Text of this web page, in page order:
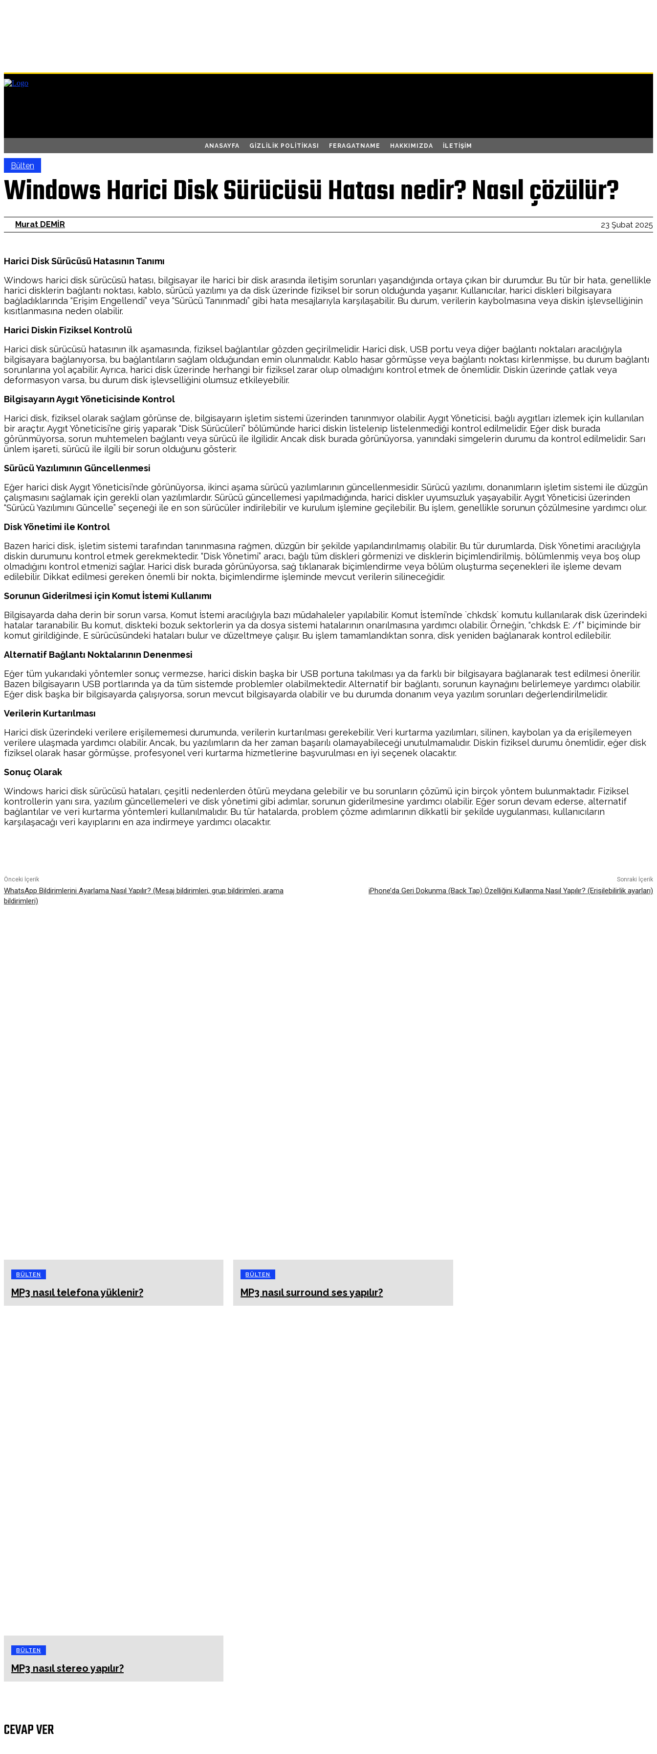
ANASAYFA GIZLILIK POLITIKASI FERAGATNAME HAKKIMIZDA İLETIŞIM
Bülten
Windows Harici Disk Sürücüsü Hatası nedir? Nasıl çözülür?
23 Şubat 2025
Murat DEMİR
Harici Disk Sürücüsü Hatasının Tanımı
Windows harici disk sürücüsü hatası, bilgisayar ile harici bir disk arasında iletişim sorunları yaşandığında ortaya çıkan bir durumdur. Bu tür bir hata, genellikle
harici disklerin bağlantı noktası, kablo, sürücü yazılımı ya da disk üzerinde fiziksel bir sorun olduğunda yaşanır. Kullanıcılar, harici diskleri bilgisayara
bağladıklarında “Erişim Engellendi” veya “Sürücü Tanınmadı” gibi hata mesajlarıyla karşılaşabilir. Bu durum, verilerin kaybolmasına veya diskin işlevselliğinin
kısıtlanmasına neden olabilir.
Harici Diskin Fiziksel Kontrolü
Harici disk sürücüsü hatasının ilk aşamasında, fiziksel bağlantılar gözden geçirilmelidir. Harici disk, USB portu veya diğer bağlantı noktaları aracılığıyla
bilgisayara bağlanıyorsa, bu bağlantıların sağlam olduğundan emin olunmalıdır. Kablo hasar görmüşse veya bağlantı noktası kirlenmişse, bu durum bağlantı
sorunlarına yol açabilir. Ayrıca, harici disk üzerinde herhangi bir fiziksel zarar olup olmadığını kontrol etmek de önemlidir. Diskin üzerinde çatlak veya
deformasyon varsa, bu durum disk işlevselliğini olumsuz etkileyebilir.
Bilgisayarın Aygıt Yöneticisinde Kontrol
Harici disk, fiziksel olarak sağlam görünse de, bilgisayarın işletim sistemi üzerinden tanınmıyor olabilir. Aygıt Yöneticisi, bağlı aygıtları izlemek için kullanılan
bir araçtır. Aygıt Yöneticisi’ne giriş yaparak “Disk Sürücüleri” bölümünde harici diskin listelenip listelenmediği kontrol edilmelidir. Eğer disk burada
görünmüyorsa, sorun muhtemelen bağlantı veya sürücü ile ilgilidir. Ancak disk burada görünüyorsa, yanındaki simgelerin durumu da kontrol edilmelidir. Sarı
ünlem işareti, sürücü ile ilgili bir sorun olduğunu gösterir.
Sürücü Yazılımının Güncellenmesi
Eğer harici disk Aygıt Yöneticisi’nde görünüyorsa, ikinci aşama sürücü yazılımlarının güncellenmesidir. Sürücü yazılımı, donanımların işletim sistemi ile düzgün
çalışmasını sağlamak için gerekli olan yazılımlardır. Sürücü güncellemesi yapılmadığında, harici diskler uyumsuzluk yaşayabilir. Aygıt Yöneticisi üzerinden
“Sürücü Yazılımını Güncelle” seçeneği ile en son sürücüler indirilebilir ve kurulum işlemine geçilebilir. Bu işlem, genellikle sorunun çözülmesine yardımcı olur.
Disk Yönetimi ile Kontrol
Bazen harici disk, işletim sistemi tarafından tanınmasına rağmen, düzgün bir şekilde yapılandırılmamış olabilir. Bu tür durumlarda, Disk Yönetimi aracılığıyla
diskin durumunu kontrol etmek gerekmektedir. “Disk Yönetimi” aracı, bağlı tüm diskleri görmenizi ve disklerin biçimlendirilmiş, bölümlenmiş veya boş olup
olmadığını kontrol etmenizi sağlar. Harici disk burada görünüyorsa, sağ tıklanarak biçimlendirme veya bölüm oluşturma seçenekleri ile işleme devam
edilebilir. Dikkat edilmesi gereken önemli bir nokta, biçimlendirme işleminde mevcut verilerin silineceğidir.
Sorunun Giderilmesi için Komut İstemi Kullanımı
Bilgisayarda daha derin bir sorun varsa, Komut İstemi aracılığıyla bazı müdahaleler yapılabilir. Komut İstemi’nde `chkdsk` komutu kullanılarak disk üzerindeki
hatalar taranabilir. Bu komut, diskteki bozuk sektorlerin ya da dosya sistemi hatalarının onarılmasına yardımcı olabilir. Örneğin, “chkdsk E: /f” biçiminde bir
komut girildiğinde, E sürücüsündeki hataları bulur ve düzeltmeye çalışır. Bu işlem tamamlandıktan sonra, disk yeniden bağlanarak kontrol edilebilir.
Alternatif Bağlantı Noktalarının Denenmesi
Eğer tüm yukarıdaki yöntemler sonuç vermezse, harici diskin başka bir USB portuna takılması ya da farklı bir bilgisayara bağlanarak test edilmesi önerilir.
Bazen bilgisayarın USB portlarında ya da tüm sistemde problemler olabilmektedir. Alternatif bir bağlantı, sorunun kaynağını belirlemeye yardımcı olabilir.
Eğer disk başka bir bilgisayarda çalışıyorsa, sorun mevcut bilgisayarda olabilir ve bu durumda donanım veya yazılım sorunları değerlendirilmelidir.
Verilerin Kurtarılması
Harici disk üzerindeki verilere erişilememesi durumunda, verilerin kurtarılması gerekebilir. Veri kurtarma yazılımları, silinen, kaybolan ya da erişilemeyen
verilere ulaşmada yardımcı olabilir. Ancak, bu yazılımların da her zaman başarılı olamayabileceği unutulmamalıdır. Diskin fiziksel durumu önemlidir, eğer disk
fiziksel olarak hasar görmüşse, profesyonel veri kurtarma hizmetlerine başvurulması en iyi seçenek olacaktır.
Sonuç Olarak
Windows harici disk sürücüsü hataları, çeşitli nedenlerden ötürü meydana gelebilir ve bu sorunların çözümü için birçok yöntem bulunmaktadır. Fiziksel
kontrollerin yanı sıra, yazılım güncellemeleri ve disk yönetimi gibi adımlar, sorunun giderilmesine yardımcı olabilir. Eğer sorun devam ederse, alternatif
bağlantılar ve veri kurtarma yöntemleri kullanılmalıdır. Bu tür hatalarda, problem çözme adımlarının dikkatli bir şekilde uygulanması, kullanıcıların
karşılaşacağı veri kayıplarını en aza indirmeye yardımcı olacaktır.
Önceki İçerik
WhatsApp Bildirimlerini Ayarlama Nasıl Yapılır? (Mesaj bildirimleri, grup bildirimleri, arama
bildirimleri)
Sonraki İçerik
iPhone’da Geri Dokunma (Back Tap) Özelliğini Kullanma Nasıl Yapılır? (Erişilebilirlik ayarları)
BÜLTEN
MP3 nasıl telefona yüklenir?
BÜLTEN
MP3 nasıl surround ses yapılır?
BÜLTEN
MP3 nasıl stereo yapılır?
CEVAP VER